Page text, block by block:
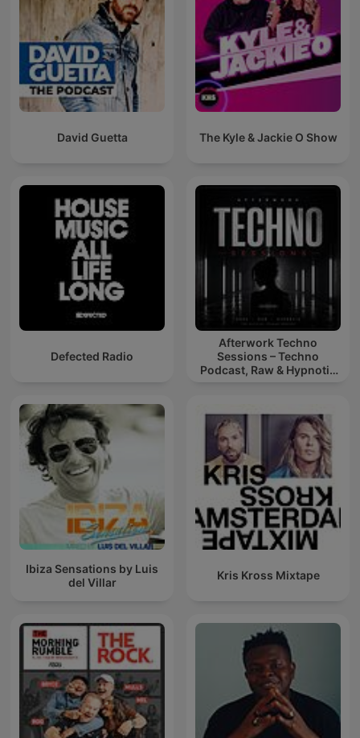
David Guetta The Kyle & Jackie O Show
Defected Radio
Afterwork Techno
Sessions – Techno
Podcast, Raw & Hypnotic
Ibiza Sensations by Luis
del Villar
Kris Kross Mixtape